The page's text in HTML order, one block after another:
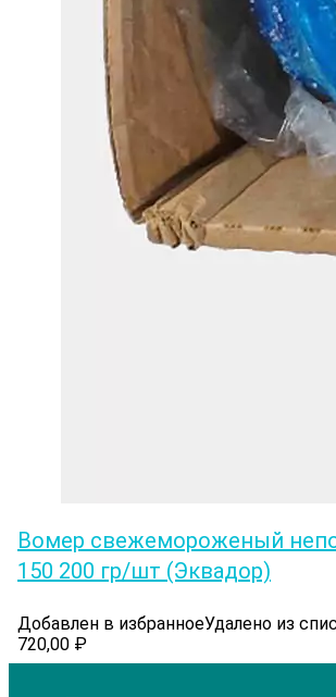
Вомер cвежемороженый
150 200 гр/шт (Эквадор)
Добавлен в избранноеУдалено из
720,00 ₽